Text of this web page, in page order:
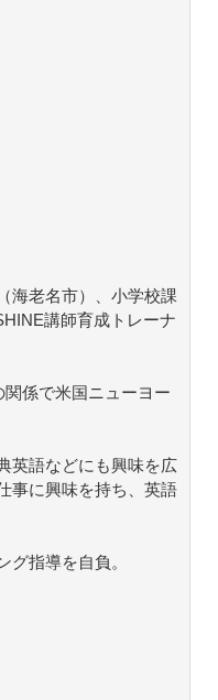
海老名市）、小学校課
講師育成トレーナ
係で米国ニューヨー
英語などにも興味を広
事に興味を持ち、英語
グ指導を自負。